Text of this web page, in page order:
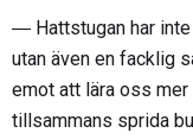
― Hattstugan har
utan även en facklig
emot att lära oss
tillsammans sprida